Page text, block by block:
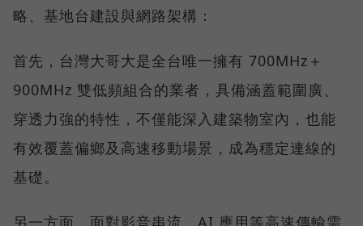
略、基地台建設與網路架構：
首先，台灣大哥大是全台唯一擁有 700MHz＋
900MHz 雙低頻組合的業者，具備涵蓋範圍廣、
穿透力強的特性，不僅能深入建築物室內，也能
有效覆蓋偏鄉及高速移動場景，成為穩定連線的
基礎。
另一方面，面對影音串流、AI 應用等高速傳輸需